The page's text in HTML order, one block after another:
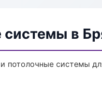
в
потолочные системы